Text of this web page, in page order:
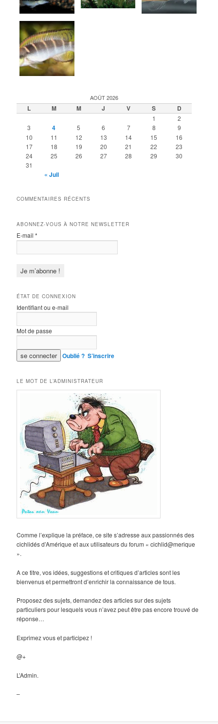
AOÛT 2026
L M M J V S D
1
2
3
4 5 6 7 8
9
10
11 12 13 14 15
16
17
18 19 20 21 22
23
24
25 26 27 28 29
30
31
« Juil
COMMENTAIRES RÉCENTS
ABONNEZ-VOUS À NOTRE NEWSLETTER
E-mail*
ÉTAT DE CONNEXION
Identifiant ou e-mail
Mot de passe
Oublié ? S’inscrire
LE MOT DE L’ADMINISTRATEUR
Comme l’explique la préface, ce site s’adresse aux passionnés des
cichlidés d’Amérique et aux utilisateurs du forum « cichlid@merique
».
A ce titre, vos idées, suggestions et critiques d’articles sont les
bienvenus et permettront d’enrichir la connaissance de tous.
Proposez des sujets, demandez des articles sur des sujets
particuliers pour lesquels vous n’avez peut être pas encore trouvé de
réponse…
Exprimez vous et participez !
@+
L’Admin.
–